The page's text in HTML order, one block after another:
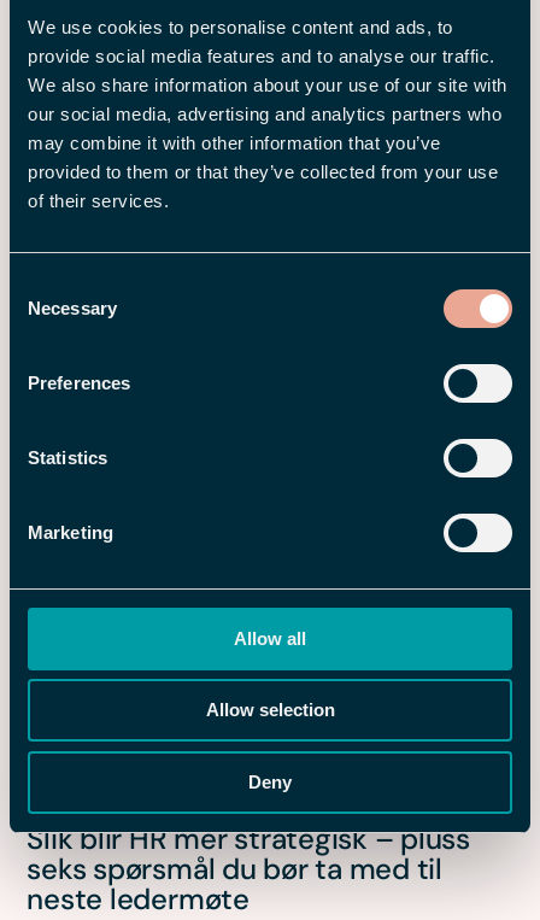
We use cookies to personalise content and ads, to
provide social media features and to analyse our traffic.
We also share information about your use of our site with
our social media, advertising and analytics partners who
may combine it with other information that you’ve
provided to them or that they’ve collected from your use
of their services.
Selection
Necessary
Preferences
Statistics
Marketing
Allow all
Allow selection
Deny
26 MAR 2026
Hva er AI Act? En kort guide til EUs
nye regler for bruk av kunstig
intelligens på arbeidsplassen
Veiledning: Slik beregner du ROI for
16 MAR 2026
Slik blir HR mer strategisk – pluss
seks spørsmål du bør ta med til
neste ledermøte